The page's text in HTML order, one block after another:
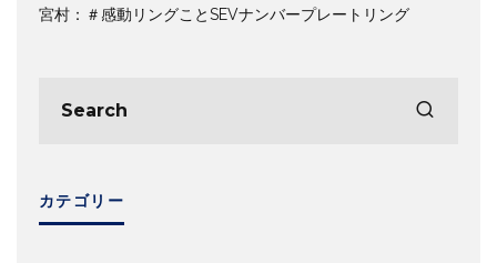
宮村：＃感動リングことSEVナンバープレートリング
カテゴリー